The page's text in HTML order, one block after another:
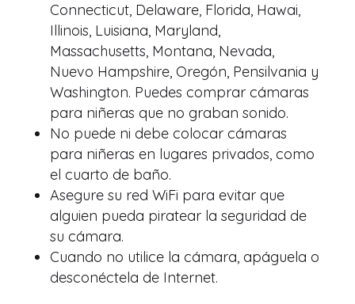
Connecticut, Delaware, Florida, Hawai,
Illinois, Luisiana, Maryland,
Massachusetts, Montana, Nevada,
Nuevo Hampshire, Oregón, Pensilvania y
Washington. Puedes comprar cámaras
para niñeras que no graban sonido.
No puede ni debe colocar cámaras
para niñeras en lugares privados, como
el cuarto de baño.
Asegure su red WiFi para evitar que
alguien pueda piratear la seguridad de
su cámara.
Cuando no utilice la cámara, apáguela o
desconéctela de Internet.